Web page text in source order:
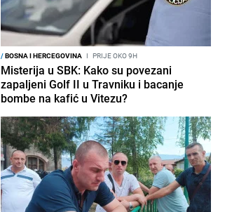
/BOSNA I HERCEGOVINA I PRIJE OKO 9H
Misterija u SBK: Kako su povezani
zapaljeni Golf II u Travniku i bacanje
bombe na kafić u Vitezu?